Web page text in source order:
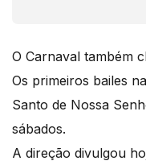
O Carnaval também
Os primeiros bailes
Santo de Nossa
sábados.
A direção divulgou